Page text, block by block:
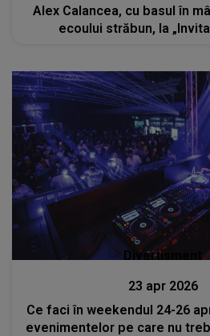
Alex Calancea, cu basul în
ecoului străbun, la
Divertisment
23 apr 2026
Ce faci în weekendul 24-26
evenimentelor pe care nu